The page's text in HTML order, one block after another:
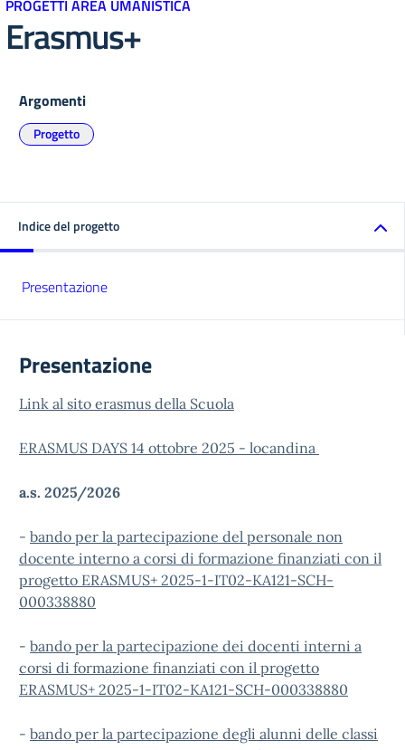
PROGETTI AREA UMANISTICA
Erasmus+
Argomenti
Progetto
Indice del progetto
Presentazione
Presentazione
Link al sito erasmus della Scuola
ERASMUS DAYS 14 ottobre 2025 - locandina
a.s. 2025/2026
- bando per la partecipazione del personale non
docente interno a corsi di formazione finanziati con il
progetto ERASMUS+ 2025-1-IT02-KA121-SCH-
000338880
- bando per la partecipazione dei docenti interni a
corsi di formazione finanziati con il progetto
ERASMUS+ 2025-1-IT02-KA121-SCH-000338880
- bando per la partecipazione degli alunni delle classi